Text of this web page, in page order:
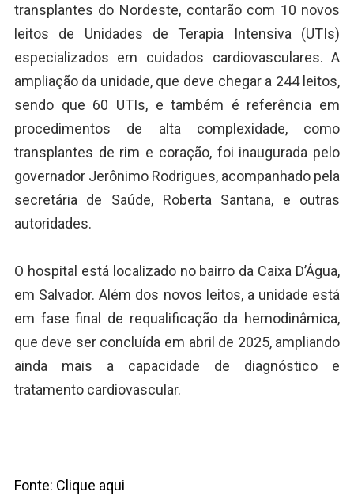
transplantes do Nordeste, contarão com 10 novos
leitos de Unidades de Terapia Intensiva (UTIs)
especializados em cuidados cardiovasculares. A
ampliação da unidade, que deve chegar a 244 leitos,
sendo que 60 UTIs, e também é referência em
procedimentos de alta complexidade, como
transplantes de rim e coração, foi inaugurada pelo
governador Jerônimo Rodrigues, acompanhado pela
secretária de Saúde, Roberta Santana, e outras
autoridades.
O hospital está localizado no bairro da Caixa D’Água,
em Salvador. Além dos novos leitos, a unidade está
em fase final de requalificação da hemodinâmica,
que deve ser concluída em abril de 2025, ampliando
ainda mais a capacidade de diagnóstico e
tratamento cardiovascular.
Fonte: Clique aqui